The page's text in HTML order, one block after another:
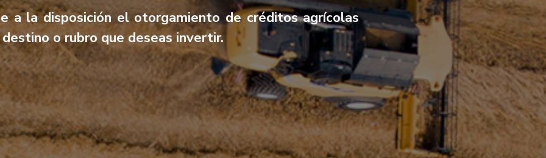
a la disposición el otorgamiento de créditos agrícolas
o rubro que deseas invertir.